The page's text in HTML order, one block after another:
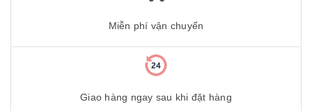
Miễn phí vận chuyển
Giao hàng ngay sau khi đặt hàng